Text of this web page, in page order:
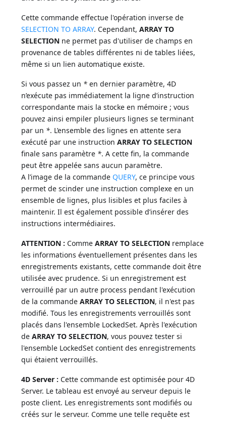
Cette commande effectue l'opération inverse de
SELECTION TO ARRAY. Cependant,ARRAY TO
SELECTION ne permet pas d'utiliser de champs en
provenance de tables différentes ni de tables liées,
même si un lien automatique existe.
Si vous passez un * en dernier paramètre, 4D
n’exécute pas immédiatement la ligne d’instruction
correspondante mais la stocke en mémoire ; vous
pouvez ainsi empiler plusieurs lignes se terminant
par un *. L’ensemble des lignes en attente sera
exécuté par une instructionARRAY TO SELECTION
finale sans paramètre *. A cette fin, la commande
peut être appelée sans aucun paramètre.
A l’image de la commande QUERY, ce principe vous
permet de scinder une instruction complexe en un
ensemble de lignes, plus lisibles et plus faciles à
maintenir. Il est également possible d’insérer des
instructions intermédiaires.
ATTENTION : CommeARRAY TO SELECTION remplace
les informations éventuellement présentes dans les
enregistrements existants, cette commande doit être
utilisée avec prudence. Si un enregistrement est
verrouillé par un autre process pendant l'exécution
de la commandeARRAY TO SELECTION, il n'est pas
modifié. Tous les enregistrements verrouillés sont
placés dans l'ensemble LockedSet. Après l'exécution
deARRAY TO SELECTION, vous pouvez tester si
l'ensemble LockedSet contient des enregistrements
qui étaient verrouillés.
4D Server : Cette commande est optimisée pour 4D
Server. Le tableau est envoyé au serveur depuis le
poste client. Les enregistrements sont modifiés ou
créés sur le serveur. Comme une telle requête est